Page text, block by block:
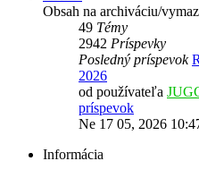
Obsah na archiváciu/
49 Témy
2942 Príspevky
Posledný príspevok
2026
od používateľa
príspevok
Ne 17 05, 2026
Informácia